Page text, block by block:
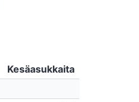
Kesäasukkaita